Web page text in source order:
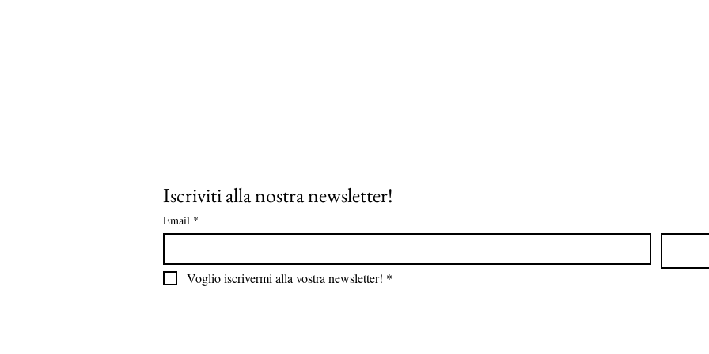
Iscriviti alla nostra newsletter!
Email *
Voglio iscrivermi alla vostra newsletter! *